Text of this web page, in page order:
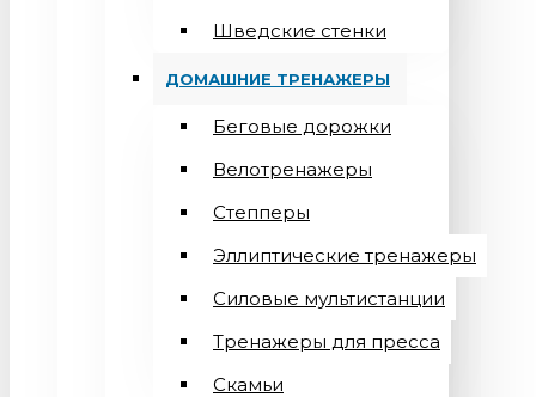
Шведские стенки
ДОМАШНИЕ ТРЕНАЖЕРЫ
Беговые дорожки
Велотренажеры
Степперы
Эллиптические тренажеры
Силовые мультистанции
Тренажеры для пресса
Скамьи